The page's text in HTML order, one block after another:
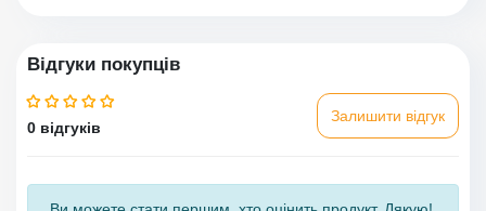
Відгуки покупців
0 відгуків
Залишити відгук